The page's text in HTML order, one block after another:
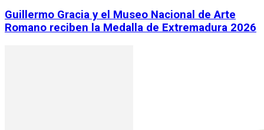
Guillermo Gracia y el Museo Nacional de Arte
Romano reciben la Medalla de Extremadura 2026